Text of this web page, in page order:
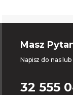
Masz
Napisz do nas
32 555